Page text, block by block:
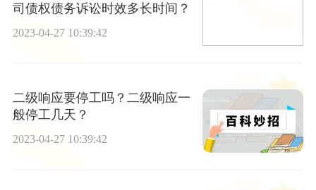
司债权债务诉讼时效多长时间？
2023-04-27 10:39:42
二级响应要停工吗？二级响应一
般停工几天？
2023-04-27 10:39:42